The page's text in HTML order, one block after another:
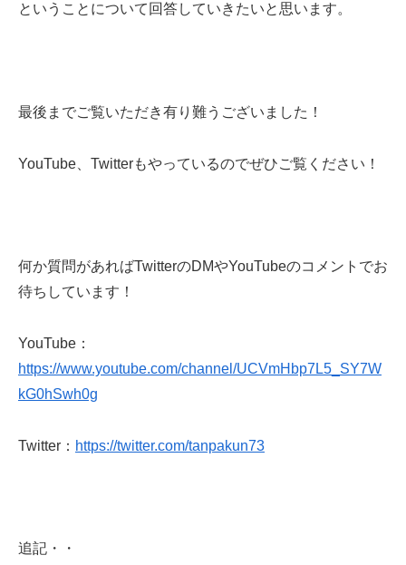
ということについて回答していきたいと思います。
最後までご覧いただき有り難うございました！
YouTube、Twitterもやっているのでぜひご覧ください！
何か質問があればTwitterのDMやYouTubeのコメントでお
待ちしています！
YouTube：
https://www.youtube.com/channel/UCVmHbp7L5_SY7W
kG0hSwh0g
Twitter： https://twitter.com/tanpakun73
追記・・